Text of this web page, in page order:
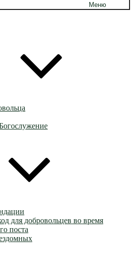
Меню
для добровольцев во время
поста